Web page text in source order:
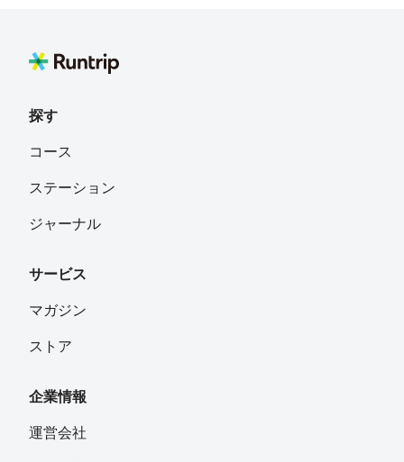
探す
コース
ステーション
ジャーナル
サービス
マガジン
ストア
企業情報
運営会社